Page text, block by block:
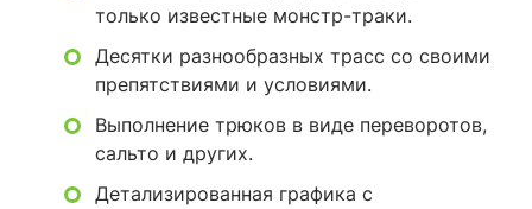
только известные монстр-траки.
Десятки разнообразных трасс со своими
препятствиями и условиями.
Выполнение трюков в виде переворотов,
сальто и других.
Детализированная графика с